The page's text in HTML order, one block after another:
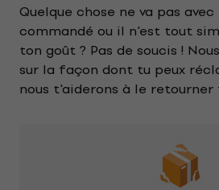
Quelque chose ne va pas
commandé ou il n'est tout
ton goût ? Pas de soucis !
sur la façon dont tu peux
nous t'aiderons à le